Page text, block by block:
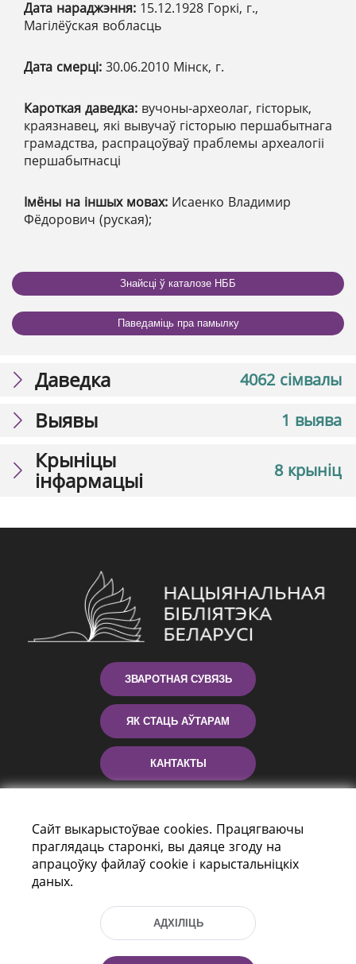
Дата нараджэння: 15.12.1928 Горкі, г.,
Магілёўская вобласць
Дата смерці: 30.06.2010 Мінск, г.
Кароткая даведка: вучоны-археолаг, гісторык,
краязнавец, які вывучаў гісторыю першабытнага
грамадства, распрацоўваў праблемы археалогіі
першабытнасці
Імёны на іншых мовах: Исаенко Владимир
Фёдорович (руская);
Знайсці ў каталозе НББ
Паведаміць пра памылку
4062 сімвалы
Даведка
1 выява
Выявы
8 крыніц
Крыніцы
інфармацыі
ЗВАРОТНАЯ СУВЯЗЬ
ЯК СТАЦЬ АЎТАРАМ
КАНТАКТЫ
праспект Незалежнасці 116
Сайт выкарыстоўвае cookies. Працягваючы
праглядаць старонкі, вы даяце згоду на
апрацоўку файлаў cookie і карыстальніцкіх
даных.
АДХІЛІЦЬ